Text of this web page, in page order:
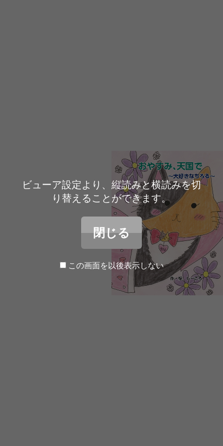
ビューア設定より、縦読みと横読みを切
り替えることができます。
閉じる
この画面を以後表示しない